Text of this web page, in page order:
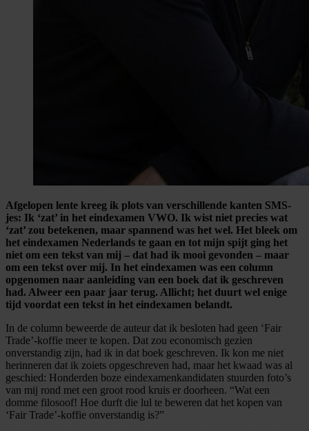
Afgelopen lente kreeg ik plots van verschillende kanten SMS-
jes: Ik ‘zat’ in het eindexamen VWO. Ik wist niet precies wat
‘zat’ zou betekenen, maar spannend was het wel. Het bleek om
het eindexamen Nederlands te gaan en tot mijn spijt ging het
niet om een tekst van mij – dat had ik mooi gevonden – maar
om een tekst over mij. In het eindexamen was een column
opgenomen naar aanleiding van een boek dat ik geschreven
had. Alweer een paar jaar terug. Allicht; het duurt wel enige
tijd voordat een tekst in het eindexamen belandt.
In de column beweerde de auteur dat ik besloten had geen ‘Fair
Trade’-koffie meer te kopen. Dat zou economisch gezien
onverstandig zijn, had ik in dat boek geschreven. Ik kon me niet
herinneren dat ik zoiets opgeschreven had, maar het kwaad was al
geschied: Honderden boze eindexamenkandidaten stuurden foto’s
van mij rond met een groot rood kruis er doorheen. “Wat een
domme filosoof! Hoe durft die lul te beweren dat het kopen van
‘Fair Trade’-koffie onverstandig is?”